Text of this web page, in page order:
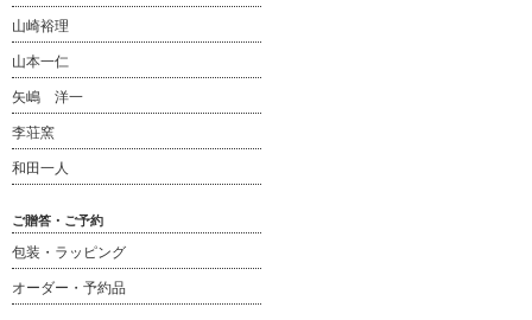
山崎裕理
山本一仁
矢嶋 洋一
李荘窯
和田一人
ご贈答・ご予約
包装・ラッピング
オーダー・予約品